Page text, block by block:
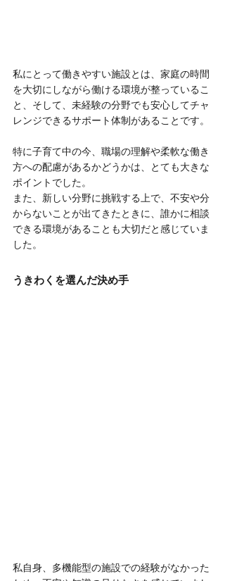
私にとって働きやすい施設とは、家庭の時間
を大切にしながら働ける環境が整っているこ
と、そして、未経験の分野でも安心してチャ
レンジできるサポート体制があることです。
特に子育て中の今、職場の理解や柔軟な働き
方への配慮があるかどうかは、とても大きな
ポイントでした。
また、新しい分野に挑戦する上で、不安や分
からないことが出てきたときに、誰かに相談
できる環境があることも大切だと感じていま
した。
うきわくを選んだ決め手
私自身、多機能型の施設での経験がなかった